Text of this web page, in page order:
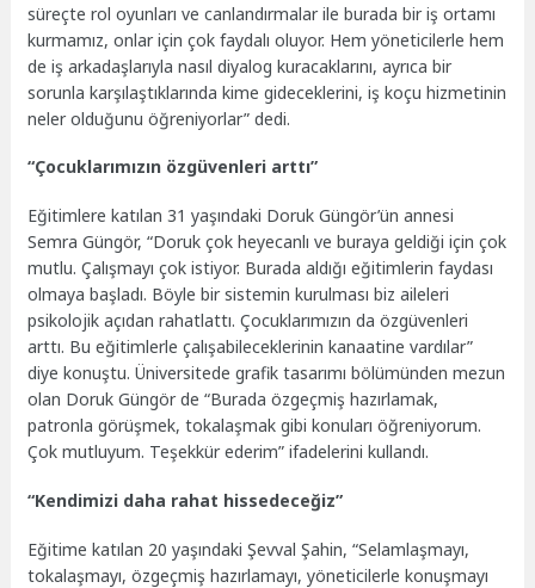
süreçte rol oyunları ve canlandırmalar ile burada bir iş ortamı
kurmamız, onlar için çok faydalı oluyor. Hem yöneticilerle hem
de iş arkadaşlarıyla nasıl diyalog kuracaklarını, ayrıca bir
sorunla karşılaştıklarında kime gideceklerini, iş koçu hizmetinin
neler olduğunu öğreniyorlar” dedi.
“Çocuklarımızın özgüvenleri arttı”
Eğitimlere katılan 31 yaşındaki Doruk Güngör’ün annesi
Semra Güngör, “Doruk çok heyecanlı ve buraya geldiği için çok
mutlu. Çalışmayı çok istiyor. Burada aldığı eğitimlerin faydası
olmaya başladı. Böyle bir sistemin kurulması biz aileleri
psikolojik açıdan rahatlattı. Çocuklarımızın da özgüvenleri
arttı. Bu eğitimlerle çalışabileceklerinin kanaatine vardılar”
diye konuştu. Üniversitede grafik tasarımı bölümünden mezun
olan Doruk Güngör de “Burada özgeçmiş hazırlamak,
patronla görüşmek, tokalaşmak gibi konuları öğreniyorum.
Çok mutluyum. Teşekkür ederim” ifadelerini kullandı.
“Kendimizi daha rahat hissedeceğiz”
Eğitime katılan 20 yaşındaki Şevval Şahin, “Selamlaşmayı,
tokalaşmayı, özgeçmiş hazırlamayı, yöneticilerle konuşmayı